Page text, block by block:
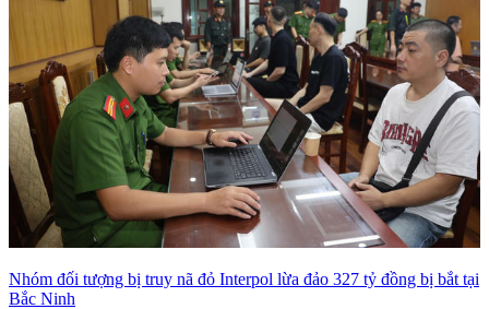
Nhóm đối tượng bị truy nã đỏ Interpol lừa đảo 327 tỷ đồng bị bắt tại
Bắc Ninh